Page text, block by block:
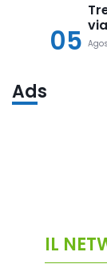
05
Ads
IL